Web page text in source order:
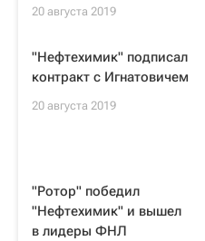
20 августа 2019
"Нефтехимик" подписал
контракт с Игнатовичем
20 августа 2019
"Ротор" победил
"Нефтехимик" и вышел
в лидеры ФНЛ